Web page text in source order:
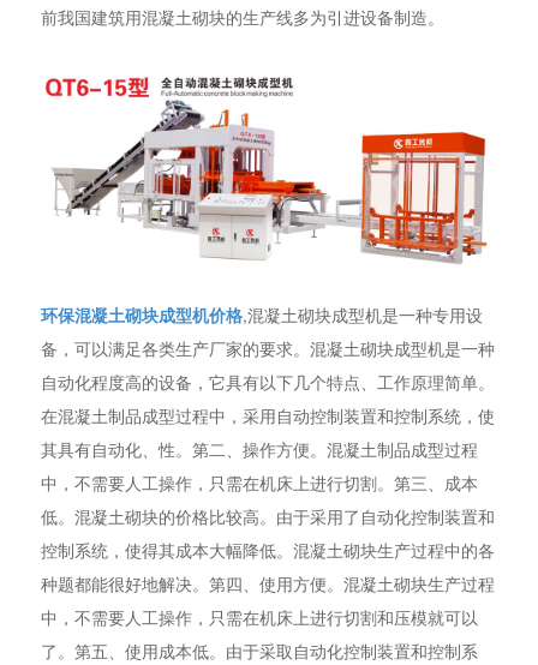
前我国建筑用混凝土砌块的生产线多为引进设备制造。
环保混凝土砌块成型机价格,混凝土砌块成型机是一种专用设
备，可以满足各类生产厂家的要求。混凝土砌块成型机是一种
自动化程度高的设备，它具有以下几个特点、工作原理简单。
在混凝土制品成型过程中，采用自动控制装置和控制系统，使
其具有自动化、性。第二、操作方便。混凝土制品成型过程
中，不需要人工操作，只需在机床上进行切割。第三、成本
低。混凝土砌块的价格比较高。由于采用了自动化控制装置和
控制系统，使得其成本大幅降低。混凝土砌块生产过程中的各
种题都能很好地解决。第四、使用方便。混凝土砌块生产过程
中，不需要人工操作，只需在机床上进行切割和压模就可以
了。第五、使用成本低。由于采取自动化控制装置和控制系